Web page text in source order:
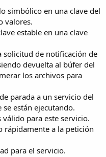
simbólico en una clave del
valores.
estable en una clave
solicitud de notificación de
devuelta al búfer del
los archivos para
parada a un servicio del
están ejecutando.
para este servicio.
rápidamente a la petición
para el servicio.